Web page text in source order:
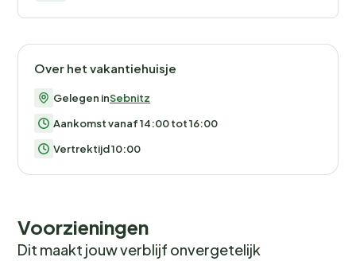
Over het vakantiehuisje
Gelegen inSebnitz
Aankomst vanaf 14:00 tot 16:00
Vertrektijd 10:00
Voorzieningen
Dit maakt jouw verblijf onvergetelijk